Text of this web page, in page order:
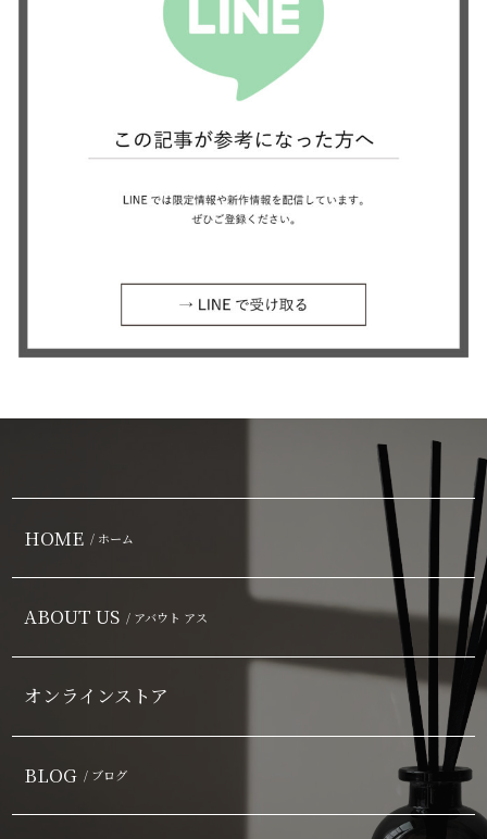
HOME / ホーム
ABOUT US / アバウト アス
オンラインストア
BLOG / ブログ